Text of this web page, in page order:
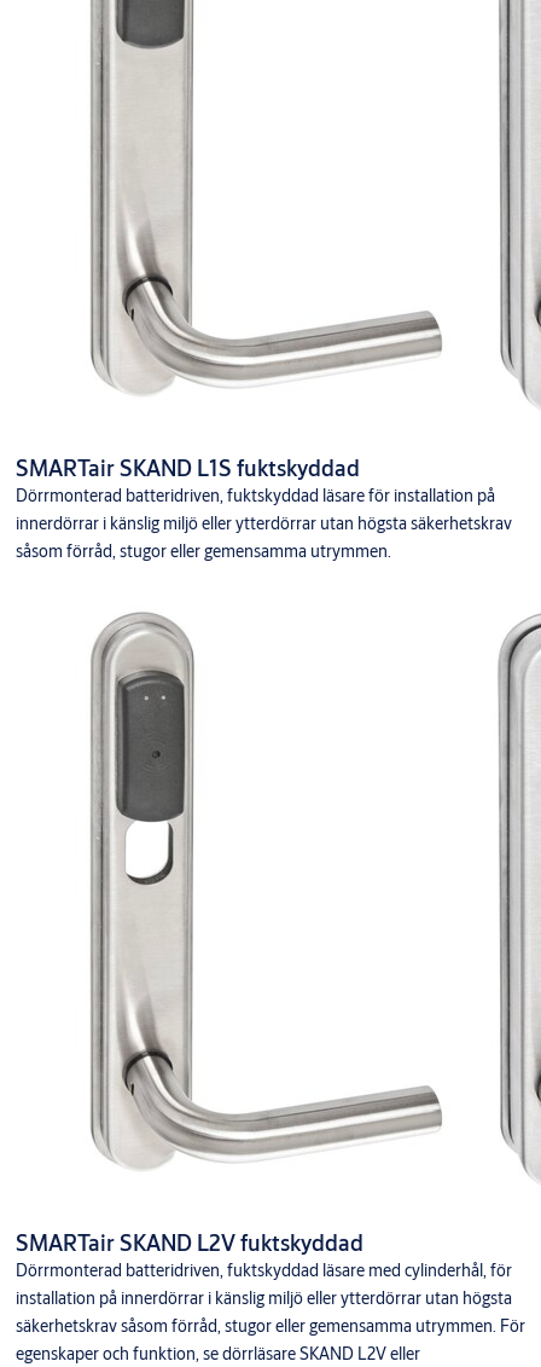
SMARTair SKAND L1S fuktskyddad
Dörrmonterad batteridriven, fuktskyddad läsare för installation på
innerdörrar i känslig miljö eller ytterdörrar utan högsta säkerhetskrav
såsom förråd, stugor eller gemensamma utrymmen.
SMARTair SKAND L2V fuktskyddad
Dörrmonterad batteridriven, fuktskyddad läsare med cylinderhål, för
installation på innerdörrar i känslig miljö eller ytterdörrar utan högsta
säkerhetskrav såsom förråd, stugor eller gemensamma utrymmen. För
egenskaper och funktion, se dörrläsare SKAND L2V eller